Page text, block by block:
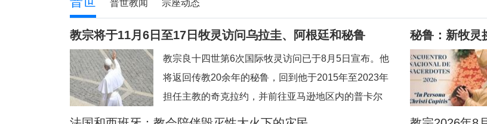
普世教闻 宗座动态
教宗将于11月6日至17日牧灵访问乌拉圭、阿根廷和秘鲁
教宗良十四世第6次国际牧灵访问已于8月5日宣布。他
将返回传教20余年的秘鲁，回到他于2015年至2023年
担任主教的奇克拉约，并前往亚马逊地区内的普卡尔
帕。此外，他也要去教宗方济各的出生地阿根廷，以及
秘鲁：新牧灵